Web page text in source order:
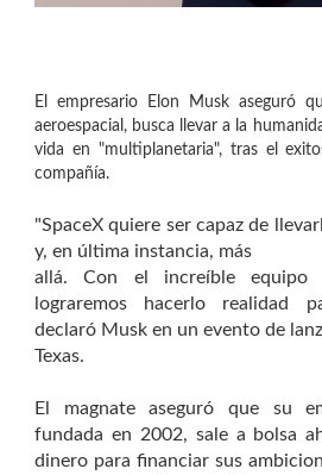
El empresario Elon Musk aseguró
aeroespacial, busca llevar a la
vida en "multiplanetaria", tras el
compañía.
"SpaceX quiere ser capaz de
y, en última instancia, más
allá. Con el increíble equipo
lograremos hacerlo realidad
declaró Musk en un evento de
Texas.
El magnate aseguró que su
fundada en 2002, sale a bolsa
dinero para financiar sus